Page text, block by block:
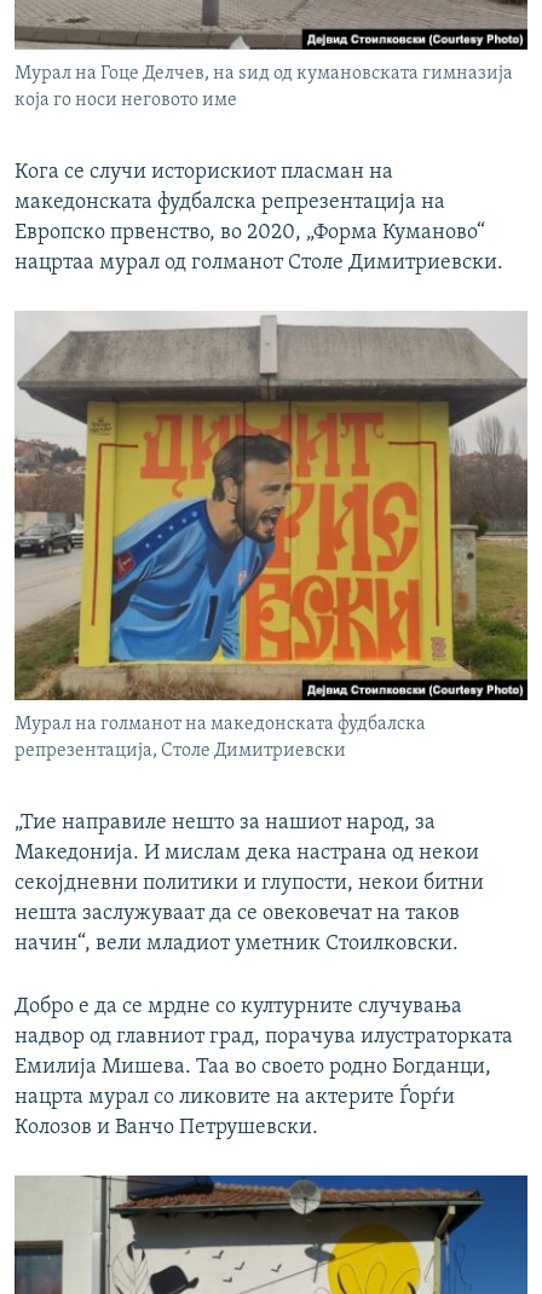
Мурал на Гоце Делчев, на ѕид од кумановската гимназија
која го носи неговото име
Кога се случи историскиот пласман на
македонската фудбалска репрезентација на
Европско првенство, во 2020, „Форма Куманово“
нацртаа мурал од голманот Столе Димитриевски.
Мурал на голманот на македонската фудбалска
репрезентација, Столе Димитриевски
„Тие направиле нешто за нашиот народ, за
Македонија. И мислам дека настрана од некои
секојдневни политики и глупости, некои битни
нешта заслужуваат да се овековечат на таков
начин“, вели младиот уметник Стоилковски.
Добро е да се мрдне со културните случувања
надвор од главниот град, порачува илустраторката
Емилија Мишева. Таа во своето родно Богданци,
нацрта мурал со ликовите на актерите Ѓорѓи
Колозов и Ванчо Петрушевски.